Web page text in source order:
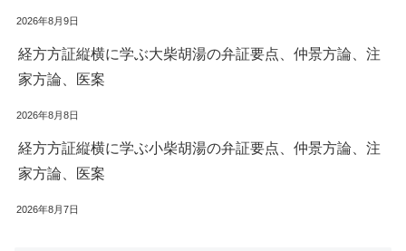
2026年8月9日
経方方証縦横に学ぶ大柴胡湯の弁証要点、仲景方論、注
家方論、医案
2026年8月8日
経方方証縦横に学ぶ小柴胡湯の弁証要点、仲景方論、注
家方論、医案
2026年8月7日